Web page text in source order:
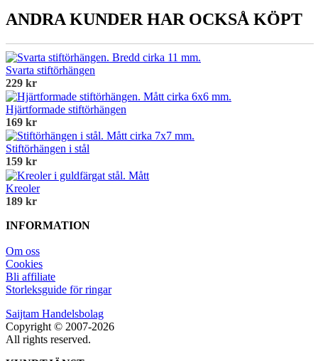
ANDRA KUNDER HAR OCKSÅ KÖPT
Svarta stiftörhängen
229 kr
Hjärtformade stiftörhängen
169 kr
Stiftörhängen i stål
159 kr
Kreoler
189 kr
INFORMATION
Om oss
Cookies
Bli affiliate
Storleksguide för ringar
Saijtam Handelsbolag
Copyright © 2007-2026
All rights reserved.